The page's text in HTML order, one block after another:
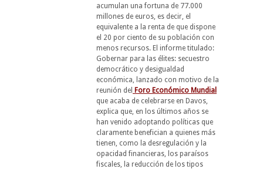
acumulan una fortuna de 77.000
millones de euros, es decir, el
equivalente a la renta de que dispone
el 20 por ciento de su población con
menos recursos. El informe titulado:
Gobernar para las élites: secuestro
democrático y desigualdad
económica, lanzado con motivo de la
reunión del Foro Económico Mundial
que acaba de celebrarse en Davos,
explica que, en los últimos años se
han venido adoptando políticas que
claramente benefician a quienes más
tienen, como la desregulación y la
opacidad financieras, los paraísos
fiscales, la reducción de los tipos